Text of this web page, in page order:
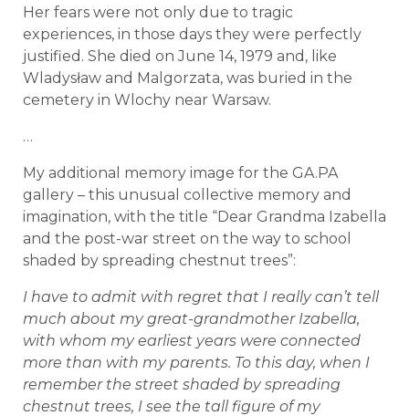
Her fears were not only due to tragic
experiences, in those days they were perfectly
justified. She died on June 14, 1979 and, like
Wladysław and Malgorzata, was buried in the
cemetery in Wlochy near Warsaw.
…
My additional memory image for the GA.PA
gallery – this unusual collective memory and
imagination, with the title “Dear Grandma Izabella
and the post-war street on the way to school
shaded by spreading chestnut trees”:
I have to admit with regret that I really can’t tell
much about my great-grandmother Izabella,
with whom my earliest years were connected
more than with my parents. To this day, when I
remember the street shaded by spreading
chestnut trees, I see the tall figure of my